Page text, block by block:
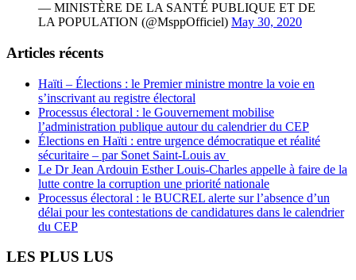
— MINISTÈRE DE LA SANTÉ PUBLIQUE ET DE
LA POPULATION (@MsppOfficiel) May 30, 2020
Articles récents
Haïti – Élections : le Premier ministre montre la voie en
s’inscrivant au registre électoral
Processus électoral : le Gouvernement mobilise
l’administration publique autour du calendrier du CEP
Élections en Haïti : entre urgence démocratique et réalité
sécuritaire – par Sonet Saint-Louis av
Le Dr Jean Ardouin Esther Louis-Charles appelle à faire de la
lutte contre la corruption une priorité nationale
Processus électoral : le BUCREL alerte sur l’absence d’un
délai pour les contestations de candidatures dans le calendrier
du CEP
LES PLUS LUS